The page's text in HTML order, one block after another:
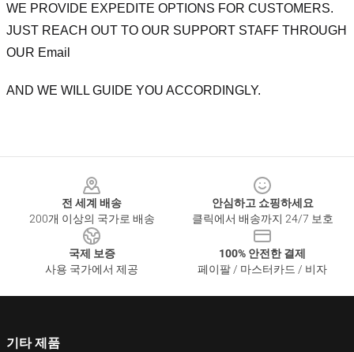
WE PROVIDE EXPEDITE OPTIONS FOR CUSTOMERS.
JUST REACH OUT TO OUR SUPPORT STAFF THROUGH
OUR Email
AND WE WILL GUIDE YOU ACCORDINGLY.
전 세계 배송
200개 이상의 국가로 배송
안심하고 쇼핑하세요
클릭에서 배송까지 24/7 보호
국제 보증
사용 국가에서 제공
100% 안전한 결제
페이팔 / 마스터카드 / 비자
기타 제품